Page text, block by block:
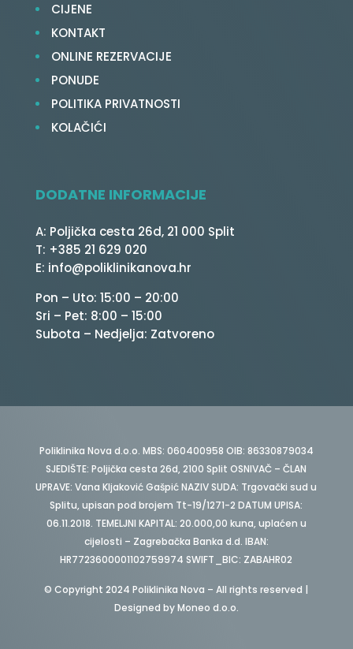
CIJENE
KONTAKT
ONLINE REZERVACIJE
PONUDE
POLITIKA PRIVATNOSTI
KOLAČIĆI
DODATNE INFORMACIJE
A: Poljička cesta 26d, 21 000 Split
T: +385 21 629 020
E: info@poliklinikanova.hr
Pon – Uto: 15:00 – 20:00
Sri – Pet: 8:00 – 15:00
Subota – Nedjelja: Zatvoreno
Poliklinika Nova d.o.o. MBS: 060400958 OIB: 86330879034
SJEDIŠTE: Poljička cesta 26d, 2100 Split OSNIVAČ – ČLAN
UPRAVE: Vana Kljaković Gašpić NAZIV SUDA: Trgovački sud u
Splitu, upisan pod brojem Tt-19/1271-2 DATUM UPISA:
06.11.2018. TEMELJNI KAPITAL: 20.000,00 kuna, uplaćen u
cijelosti – Zagrebačka Banka d.d. IBAN:
HR7723600001102759974 SWIFT_BIC: ZABAHR02
© Copyright 2024 Poliklinika Nova – All rights reserved |
Designed byMoneo d.o.o.